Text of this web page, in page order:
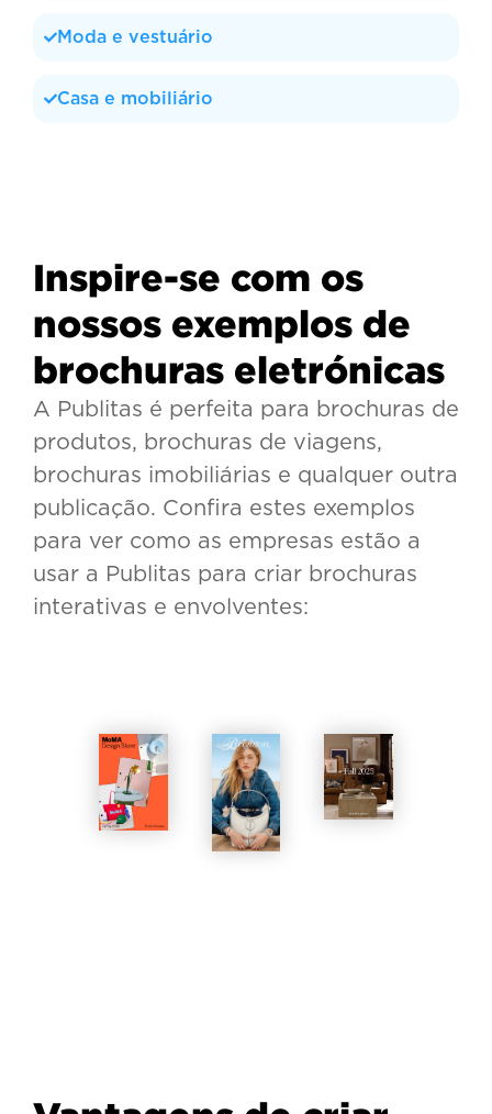
Moda e vestuário
Casa e mobiliário
Inspire-se com os
nossos exemplos de
brochuras eletrónicas
A Publitas é perfeita para brochuras de
produtos, brochuras de viagens,
brochuras imobiliárias e qualquer outra
publicação. Confira estes exemplos
para ver como as empresas estão a
usar a Publitas para criar brochuras
interativas e envolventes: